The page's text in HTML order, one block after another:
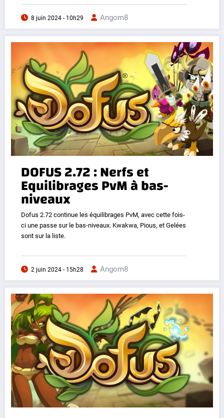
8 juin 2024 - 10h29 Angom8
DOFUS 2.72 : Nerfs et
Equilibrages PvM à bas-
niveaux
Dofus 2.72 continue les équilibrages PvM, avec cette fois-
ci une passe sur le bas-niveaux. Kwakwa, Pious, et Gelées
sont sur la liste.
2 juin 2024 - 15h28 Angom8